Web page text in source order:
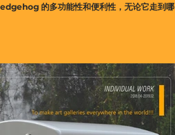
的多功能性和便利性，无论它走到哪